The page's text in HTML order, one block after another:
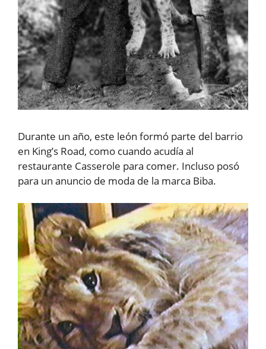
Durante un año, este león formó parte del barrio
en King’s Road, como cuando acudía al
restaurante Casserole para comer. Incluso posó
para un anuncio de moda de la marca Biba.